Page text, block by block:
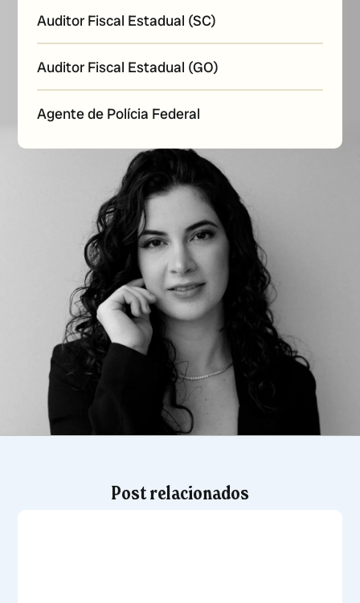
Auditor Fiscal Estadual (SC)
Auditor Fiscal Estadual (GO)
Agente de Polícia Federal
Post relacionados